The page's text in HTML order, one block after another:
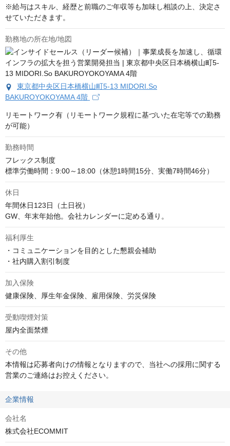
※給与はスキル、経歴と前職のご年収等も加味し相談の上、決定さ
せていただきます。
勤務地の所在地/地図
東京都中央区日本橋横山町5-13 MIDORI.So
BAKUROYOKOYAMA 4階
リモートワーク有（リモートワーク規程に基づいた在宅等での勤務
が可能）
勤務時間
フレックス制度
標準労働時間：9:00～18:00（休憩1時間15分、実働7時間46分）
休日
年間休日123日（土日祝）
GW、年末年始他。会社カレンダーに定める通り。
福利厚生
・コミュニケーションを目的とした懇親会補助
・社内購入割引制度
加入保険
健康保険、厚生年金保険、雇用保険、労災保険
受動喫煙対策
屋内全面禁煙
その他
本情報は応募者向けの情報となりますので、当社への採用に関する
営業のご連絡はお控えください。
企業情報
会社名
株式会社ECOMMIT